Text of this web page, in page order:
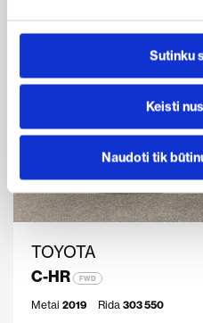
Sutinku
Keisti
Naudoti tik
TOYOTA
C-HR
FWD
Metai 2019 Rida 303 550